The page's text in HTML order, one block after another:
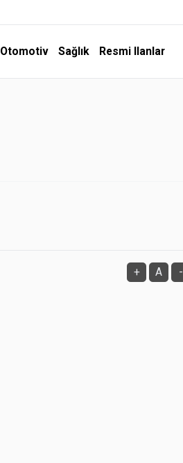
Otomotiv Sağlık Resmi Ilanlar
+ A -